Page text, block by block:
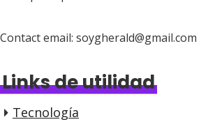
Contact email: soygherald@gmail.com
Links de utilidad
Tecnología